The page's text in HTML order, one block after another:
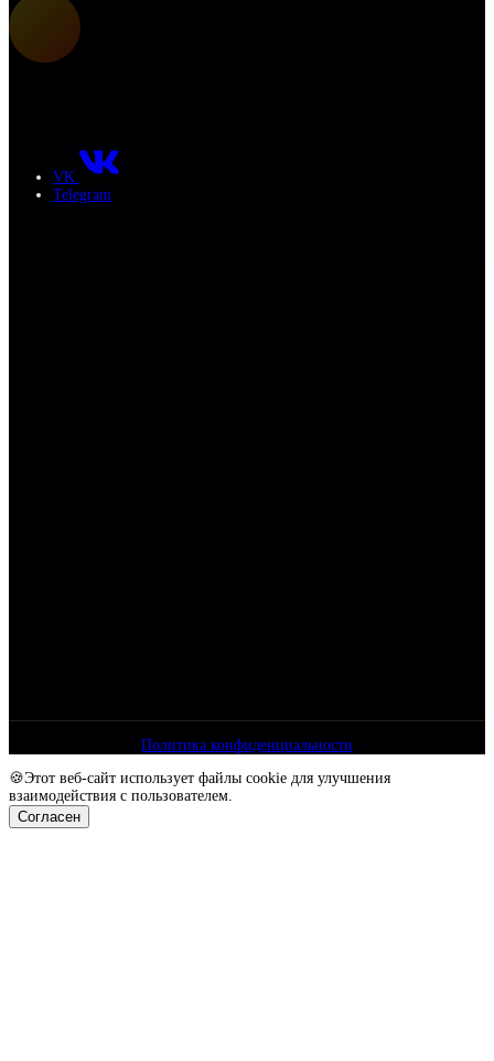
VK
Telegram
Политика конфиденциальности
🍪Этот веб-сайт использует файлы cookie для улучшения
взаимодействия с пользователем.
Согласен